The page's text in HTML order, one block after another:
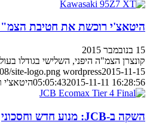
היטאצ'י רוכשת את חטיבת
15 בנובמבר 2015
קונצרן הצמ"ה היפני, השלישי בגודלו בעולם, רכש 100% מחטיבת
site-logo.png wordpress2015-11-15
05:05:432015-11-11 16:28:56
השקה ב-JCB: מנוע חדש וחסכוני